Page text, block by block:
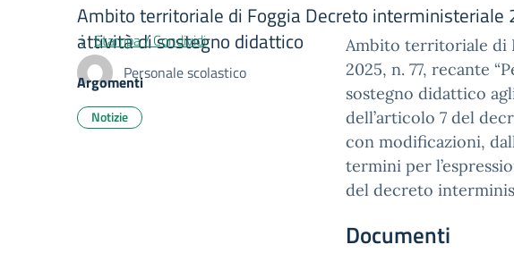
Ambito territoriale di Foggia Decreto
attività di sostegno didattico
Personale scolastico
Ambito territoriale di
2025, n. 77, recante
sostegno didattico
dell’articolo 7 del
con modificazioni,
termini per
del decreto
Documenti
Stampa / Condividi
Argomenti
Notizie